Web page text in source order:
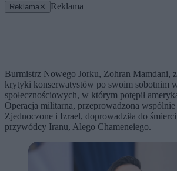
Reklama ✕ Reklama
Burmistrz Nowego Jorku, Zohran Mamdani,
krytyki konserwatystów po swoim sobotnim
społecznościowych, w którym potępił
Operacja militarna, przeprowadzona
Zjednoczone i Izrael, doprowadziła do
przywódcy Iranu, Alego Chameneiego.